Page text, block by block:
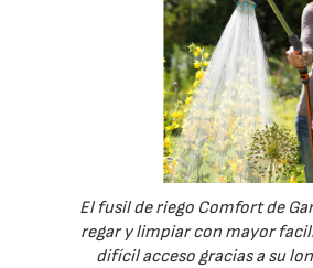
El fusil de riego Comfort de
regar y limpiar con mayor
difícil acceso gracias a su